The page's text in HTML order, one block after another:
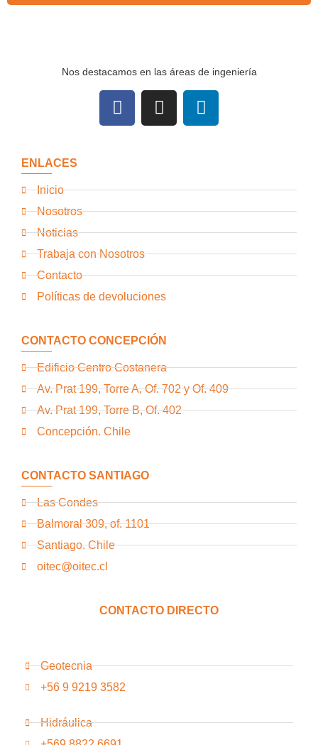
Nos destacamos en las áreas de ingeniería
ENLACES
Inicio
Nosotros
Noticias
Trabaja con Nosotros
Contacto
Políticas de devoluciones
CONTACTO CONCEPCIÓN
Edificio Centro Costanera
Av. Prat 199, Torre A, Of. 702 y Of. 409
Av. Prat 199, Torre B, Of. 402
Concepción. Chile
CONTACTO SANTIAGO
Las Condes
Balmoral 309, of. 1101
Santiago. Chile
oitec@oitec.cl
CONTACTO DIRECTO
Geotecnia
+56 9 9219 3582
Hidráulica